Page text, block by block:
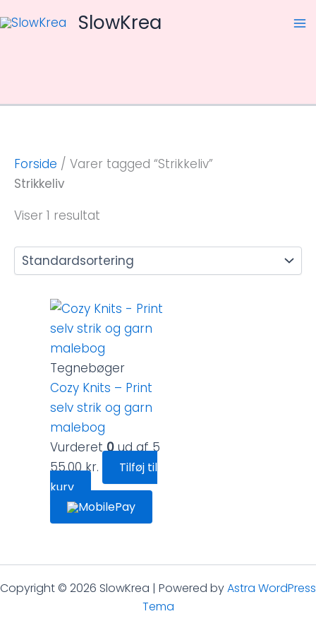
til
SlowKrea
Forside / Varer tagged “Strikkeliv”
Strikkeliv
Viser 1 resultat
Tegnebøger
Cozy Knits – Print
selv strik og garn
malebog
Vurderet0ud af 5
55,00kr.
Tilføj til
kurv
Copyright © 2026 SlowKrea | Powered byAstra WordPress
Tema